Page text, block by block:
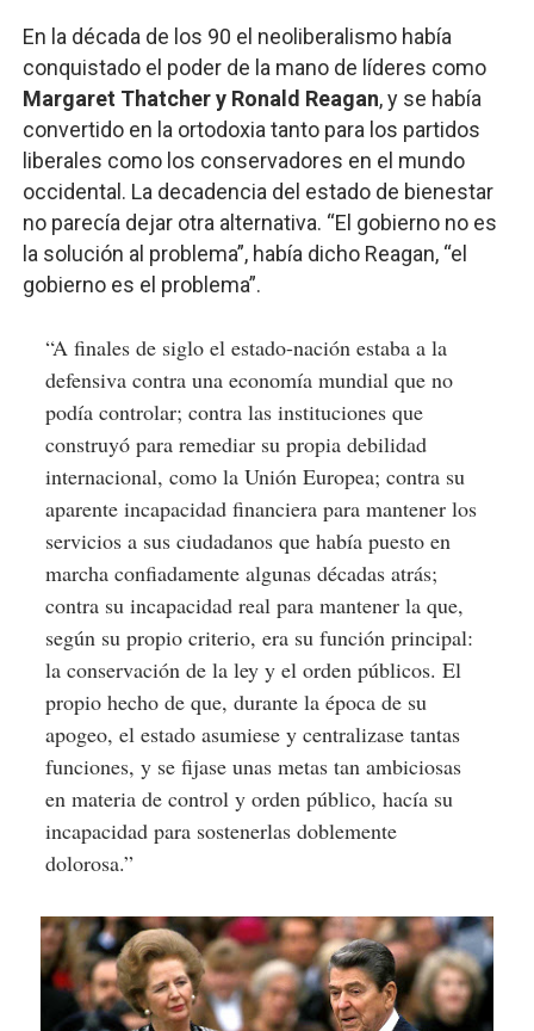
En la década de los 90 el neoliberalismo había
conquistado el poder de la mano de líderes como
Margaret Thatcher y Ronald Reagan, y se había
convertido en la ortodoxia tanto para los partidos
liberales como los conservadores en el mundo
occidental. La decadencia del estado de bienestar
no parecía dejar otra alternativa. “El gobierno no es
la solución al problema”, había dicho Reagan, “el
gobierno es el problema”.
“A finales de siglo el estado-nación estaba a la
defensiva contra una economía mundial que no
podía controlar; contra las instituciones que
construyó para remediar su propia debilidad
internacional, como la Unión Europea; contra su
aparente incapacidad financiera para mantener los
servicios a sus ciudadanos que había puesto en
marcha confiadamente algunas décadas atrás;
contra su incapacidad real para mantener la que,
según su propio criterio, era su función principal:
la conservación de la ley y el orden públicos. El
propio hecho de que, durante la época de su
apogeo, el estado asumiese y centralizase tantas
funciones, y se fijase unas metas tan ambiciosas
en materia de control y orden público, hacía su
incapacidad para sostenerlas doblemente
dolorosa.”